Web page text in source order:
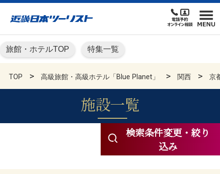
旅館・ホテルTOP 特集一覧
TOP 高級旅館・高級ホテル「Blue Planet」 関西 京
高級旅館・高級ホテ
施設一覧
検索条件変更・絞り
込み